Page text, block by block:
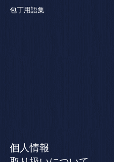
包丁用語集
個人情報